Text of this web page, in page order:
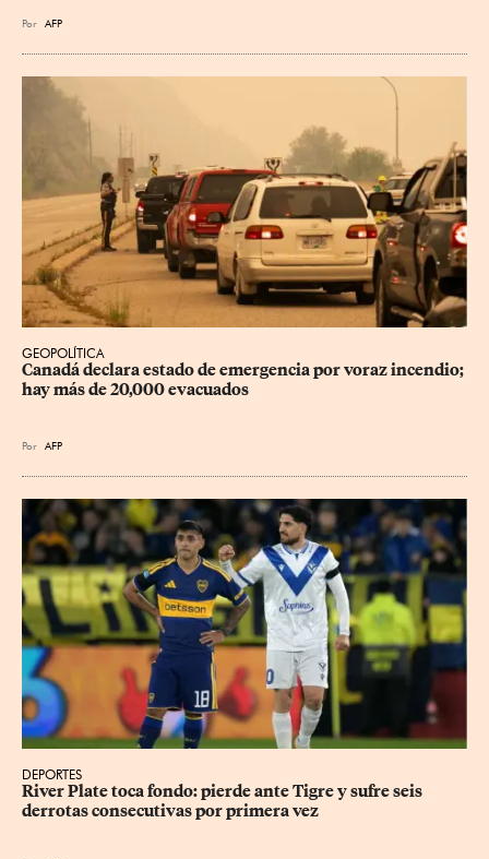
Por AFP
GEOPOLÍTICA
Canadá declara estado de emergencia por voraz incendio;
hay más de 20,000 evacuados
Por AFP
DEPORTES
River Plate toca fondo: pierde ante Tigre y sufre seis
derrotas consecutivas por primera vez